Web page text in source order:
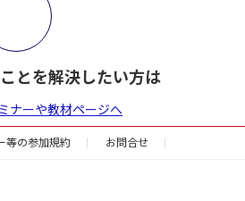
とを解決したい方は
ナーや教材ページへ
等の参加規約 お問合せ